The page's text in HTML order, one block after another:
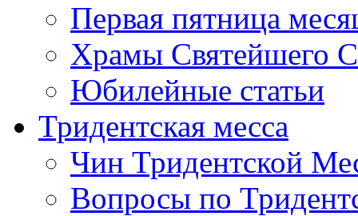
Первая пятница
Храмы Святейшего
Юбилейные статьи
Тридентская месса
Чин Тридентской
Вопросы по